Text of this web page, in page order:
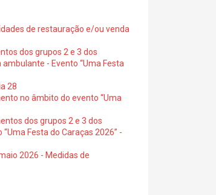
de restauração e/ou venda
dos grupos 2 e 3 dos
- Evento “Uma Festa
28
no âmbito do evento “Uma
dos grupos 2 e 3 dos
Festa do Caraças 2026” -
2026 - Medidas de